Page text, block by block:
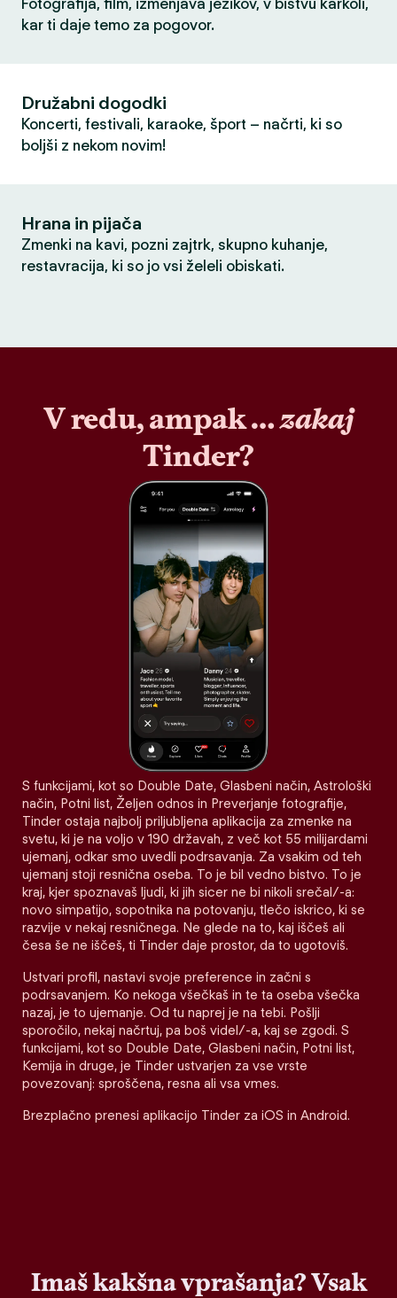
Fotografija, film, izmenjava jezikov, v bistvu karkoli,
kar ti daje temo za pogovor.
Družabni dogodki
Koncerti, festivali, karaoke, šport – načrti, ki so
boljši z nekom novim!
Hrana in pijača
Zmenki na kavi, pozni zajtrk, skupno kuhanje,
restavracija, ki so jo vsi želeli obiskati.
V redu, ampak …zakaj
Tinder?
S funkcijami, kot so Double Date, Glasbeni način, Astrološki
način, Potni list, Željen odnos in Preverjanje fotografije,
Tinder ostaja najbolj priljubljena aplikacija za zmenke na
svetu, ki je na voljo v 190 državah, z več kot 55 milijardami
ujemanj, odkar smo uvedli podrsavanja. Za vsakim od teh
ujemanj stoji resnična oseba. To je bil vedno bistvo. To je
kraj, kjer spoznavaš ljudi, ki jih sicer ne bi nikoli srečal/-a:
novo simpatijo, sopotnika na potovanju, tlečo iskrico, ki se
razvije v nekaj resničnega. Ne glede na to, kaj iščeš ali
česa še ne iščeš, ti Tinder daje prostor, da to ugotoviš.
Ustvari profil, nastavi svoje preference in začni s
podrsavanjem. Ko nekoga všečkaš in te ta oseba všečka
nazaj, je to ujemanje. Od tu naprej je na tebi. Pošlji
sporočilo, nekaj načrtuj, pa boš videl/-a, kaj se zgodi. S
funkcijami, kot so Double Date, Glasbeni način, Potni list,
Kemija in druge, je Tinder ustvarjen za vse vrste
povezovanj: sproščena, resna ali vsa vmes.
Brezplačno prenesi aplikacijo Tinder za iOS in Android.
Imaš kakšna vprašanja? Vsak